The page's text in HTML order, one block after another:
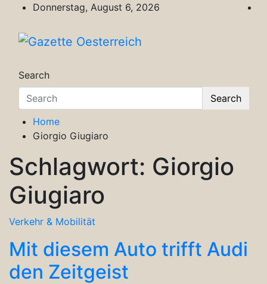
content
Donnerstag, August 6, 2026
Search
Search
Home
Giorgio Giugiaro
Schlagwort: Giorgio
Giugiaro
Verkehr & Mobilität
Mit diesem Auto trifft Audi
den Zeitgeist